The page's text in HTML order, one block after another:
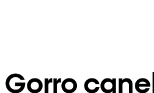
Gorro